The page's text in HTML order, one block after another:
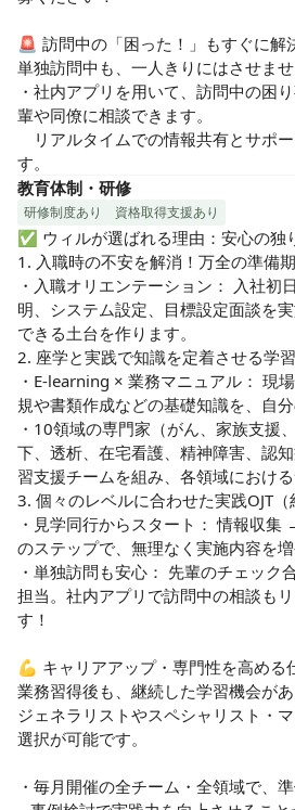
🚨 訪問中の「困った！」もすぐに解
単独訪問中も、一人きりにはさせませ
・社内アプリを用いて、訪問中の困
輩や同僚に相談できます。
リアルタイムでの情報共有とサポ
す。
教育体制・研修
研修制度あり 資格取得支援あり
✅ ウィルが選ばれる理由：安心の独
1. 入職時の不安を解消！万全の準備
・入職オリエンテーション： 入社初
明、システム設定、目標設定面談を
できる土台を作ります。
2. 座学と実践で知識を定着させる学
・E-learning × 業務マニュアル： 現
規や書類作成などの基礎知識を、自分
・10領域の専門家（がん、家族支援
下、透析、在宅看護、精神障害、認
習支援チームを組み、各領域における
3. 個々のレベルに合わせた実践OJT（
・見学同行からスタート： 情報収
のステップで、無理なく実施内容を増
・単独訪問も安心： 先輩のチェック
担当。社内アプリで訪問中の相談も
す！
💪 キャリアアップ・専門性を高める
業務習得後も、継続した学習機会があ
ジェネラリストやスペシャリスト・
選択が可能です。
・毎月開催の全チーム・全領域で、